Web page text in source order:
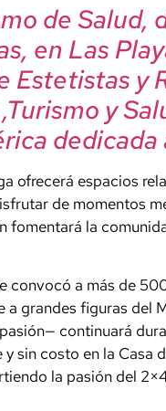
de Salud,
en Las
Estetistas y
y
dedicada
ofrecerá espacios
de momentos
fomentará la
convocó a más de
grandes figuras del
continuará
sin costo en la Casa
la pasión del